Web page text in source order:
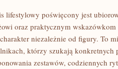
lifestylowy poświęcony jest
oraz praktycznym
niezależnie od figury. To
którzy szukają konkretnych
zestawów, codziennych